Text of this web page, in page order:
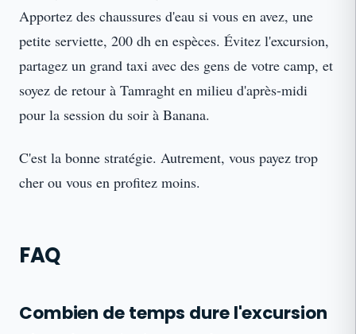
Apportez des chaussures d'eau si vous en avez, une
petite serviette, 200 dh en espèces. Évitez l'excursion,
partagez un grand taxi avec des gens de votre camp, et
soyez de retour à Tamraght en milieu d'après-midi
pour la session du soir à Banana.
C'est la bonne stratégie. Autrement, vous payez trop
cher ou vous en profitez moins.
FAQ
Combien de temps dure l'excursion